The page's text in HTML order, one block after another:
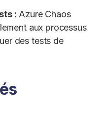
: Azure Chaos
aux processus
des tests de